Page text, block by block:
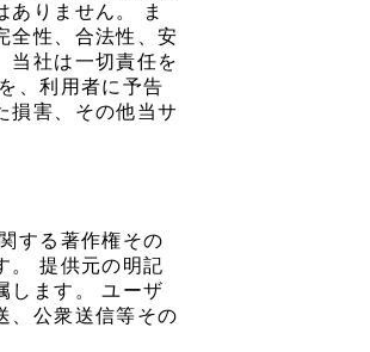
ありません。 ま
全性、合法性、安
当社は一切責任を
、利用者に予告
損害、その他当サ
する著作権その
。 提供元の明記
します。 ユーザ
、公衆送信等その